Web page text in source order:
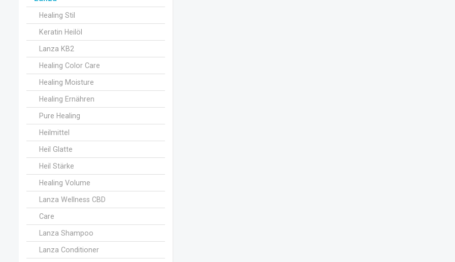
Healing Stil
Keratin Heilöl
Lanza KB2
Healing Color Care
Healing Moisture
Healing Ernähren
Pure Healing
Heilmittel
Heil Glatte
Heil Stärke
Healing Volume
Lanza Wellness CBD
Care
Lanza Shampoo
Lanza Conditioner